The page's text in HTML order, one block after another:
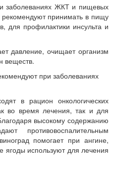
заболеваниях ЖКТ и пищевых
рекомендуют принимать в пищу
для профилактики инсульта и
давление, очищает организм
веществ.
при заболеваниях
в рацион онкологических
во время лечения, так и для
высокому содержанию
противовоспалительным
помогает при ангине,
используют для лечения